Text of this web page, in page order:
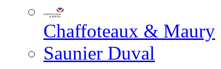
Chaffoteaux & Maury
Saunier Duval